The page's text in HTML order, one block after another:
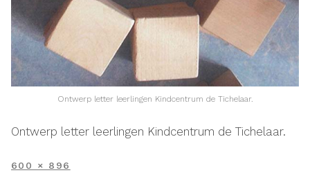
Ontwerp letter leerlingen Kindcentrum de Tichelaar.
Ontwerp letter leerlingen Kindcentrum de Tichelaar.
VOLLEDIGE
600 × 896